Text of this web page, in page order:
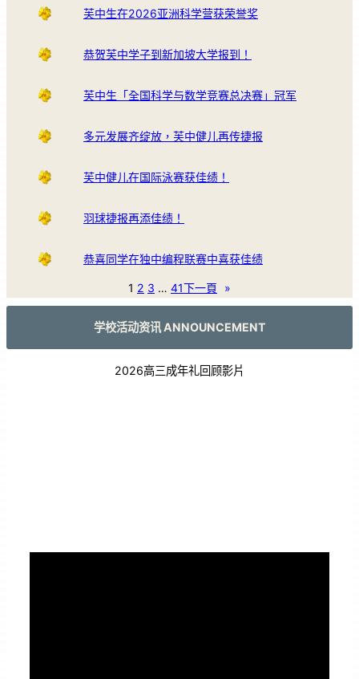
芙中生在2026亚洲科学营获荣誉奖
恭贺芙中学子到新加坡大学报到！
芙中生「全国科学与数学竞赛总决赛」冠军
多元发展齐绽放，芙中健儿再传捷报
芙中健儿在国际泳赛获佳绩！
羽球捷报再添佳绩！
恭喜同学在独中编程联赛中喜获佳绩
1 2 3 … 41下一頁 »
学校活动资讯 ANNOUNCEMENT
2026高三成年礼回顾影片